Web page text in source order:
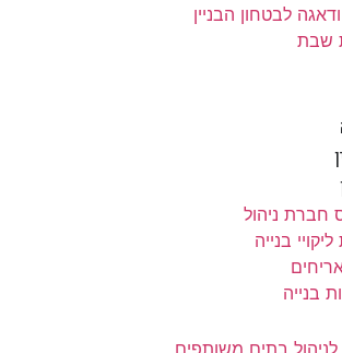
לבטחון הבניין
שבת
חברת ניהול
בנייה
בנייה
בתים משותפים